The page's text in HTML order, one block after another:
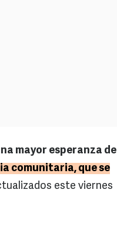
mayor esperanza de
comunitaria, que se
este viernes